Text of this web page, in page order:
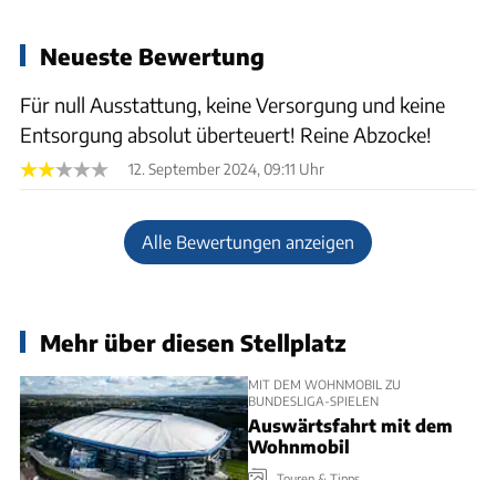
Neueste Bewertung
Für null Ausstattung, keine Versorgung und keine
Entsorgung absolut überteuert! Reine Abzocke!
12. September 2024, 09:11 Uhr
Alle Bewertungen anzeigen
Mehr über diesen Stellplatz
MIT DEM WOHNMOBIL ZU
BUNDESLIGA-SPIELEN
Auswärtsfahrt mit dem
Wohnmobil